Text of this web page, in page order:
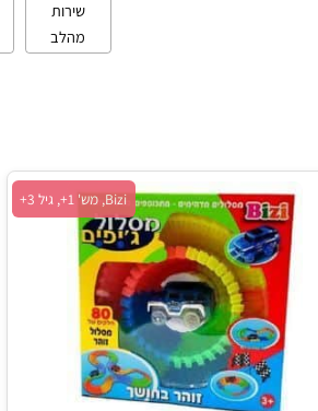
שירות
Bizi, מש' 1+, גיל 3+